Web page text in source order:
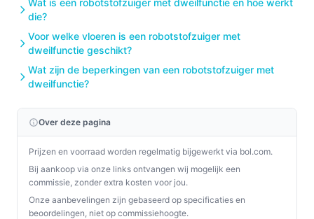
Wat is een robotstofzuiger met dweilfunctie en hoe werkt
die?
Voor welke vloeren is een robotstofzuiger met
dweilfunctie geschikt?
Wat zijn de beperkingen van een robotstofzuiger met
dweilfunctie?
Over deze pagina
Prijzen en voorraad worden regelmatig bijgewerkt via bol.com.
Bij aankoop via onze links ontvangen wij mogelijk een
commissie, zonder extra kosten voor jou.
Onze aanbevelingen zijn gebaseerd op specificaties en
beoordelingen, niet op commissiehoogte.